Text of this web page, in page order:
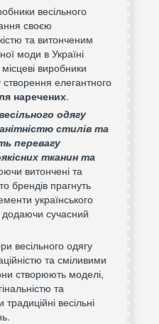
весільного
своєю
та витонченим
моди в Україні
виробники
елегантного
наречених.
одягу
стилів та
перевагу
тканин та
витончені та
брендів прагнуть
українського
сучасний
весільного одягу
та сміливими
створюють моделі,
та
весільні